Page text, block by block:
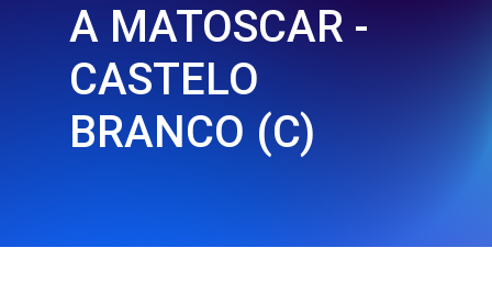
A MATOSCAR -
CASTELO
BRANCO (C)